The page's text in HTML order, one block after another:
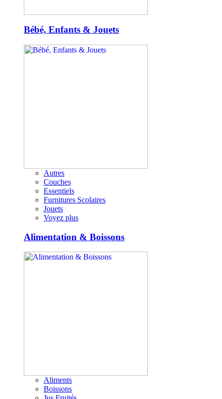
Bébé, Enfants & Jouets
Autres
Couches
Essentiels
Furnitures Scolaires
Jouets
Voyez plus
Alimentation & Boissons
Aliments
Boissons